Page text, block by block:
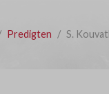
Predigten S.